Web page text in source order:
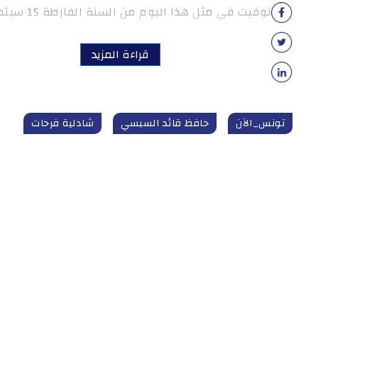
توفيت في مثل هذا اليوم من السنة الفارطة 15 سبتمبر […]
قراءة المزيد
تونس_الآن حافظ قائد السبسي شادلية فرحات